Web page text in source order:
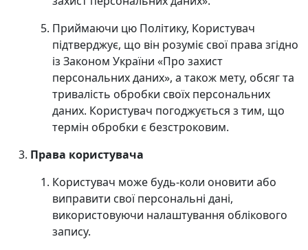
Приймаючи цю Політику, Користувач
підтверджує, що він розуміє свої права згідно
із Законом України «Про захист
персональних даних», а також мету, обсяг та
тривалість обробки своїх персональних
даних. Користувач погоджується з тим, що
термін обробки є безстроковим.
Права користувача
Користувач може будь-коли оновити або
виправити свої персональні дані,
використовуючи налаштування облікового
запису.